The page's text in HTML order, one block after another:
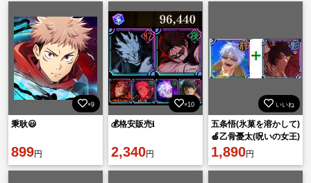
×9
秉耿😃
899円
×10
💰格安販売𝐢
2,340円
いいね
五条悟(氷菓を溶かして)
🍏乙骨憂太(呪いの女王)
🍏廻珠85000個 🍏ラン
ダ：ム1-5SS
1,890円